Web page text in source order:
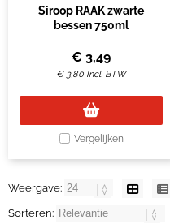
Siroop RAAK zwarte
bessen 750ml
€ 3,49
€ 3,80 Incl. BTW
Vergelijken
Weergave:
Sorteren: